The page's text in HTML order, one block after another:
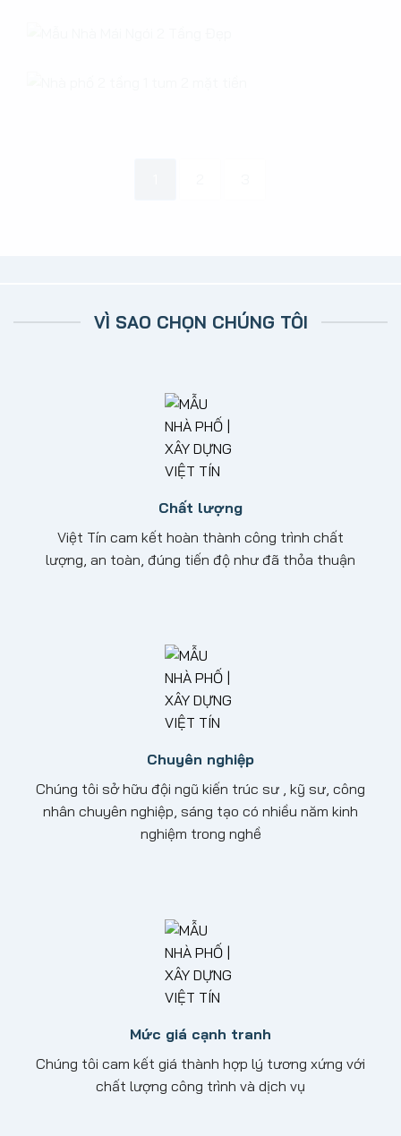
VÌ SAO CHỌN CHÚNG TÔI
Chất lượng
Việt Tín cam kết hoàn thành công trình chất
lượng, an toàn, đúng tiến độ như đã thỏa thuận
Chuyên nghiệp
Chúng tôi sở hữu đội ngũ kiến trúc sư , kỹ sư, công
nhân chuyên nghiệp, sáng tạo có nhiều năm kinh
nghiệm trong nghề
Mức giá cạnh tranh
Chúng tôi cam kết giá thành hợp lý tương xứng với
chất lượng công trình và dịch vụ